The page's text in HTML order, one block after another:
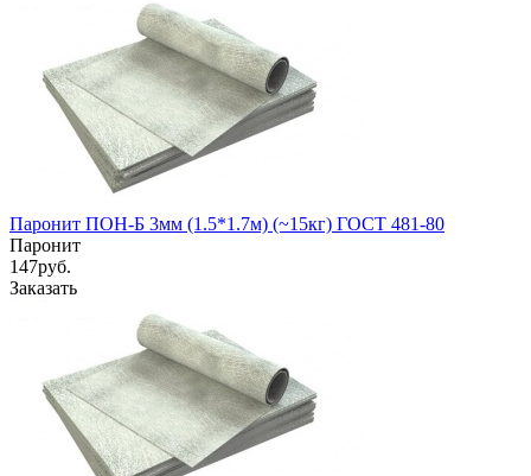
Паронит ПОН-Б 3мм (1.5*1.7м) (~15кг) ГОСТ 481-80
Паронит
147руб.
Заказать